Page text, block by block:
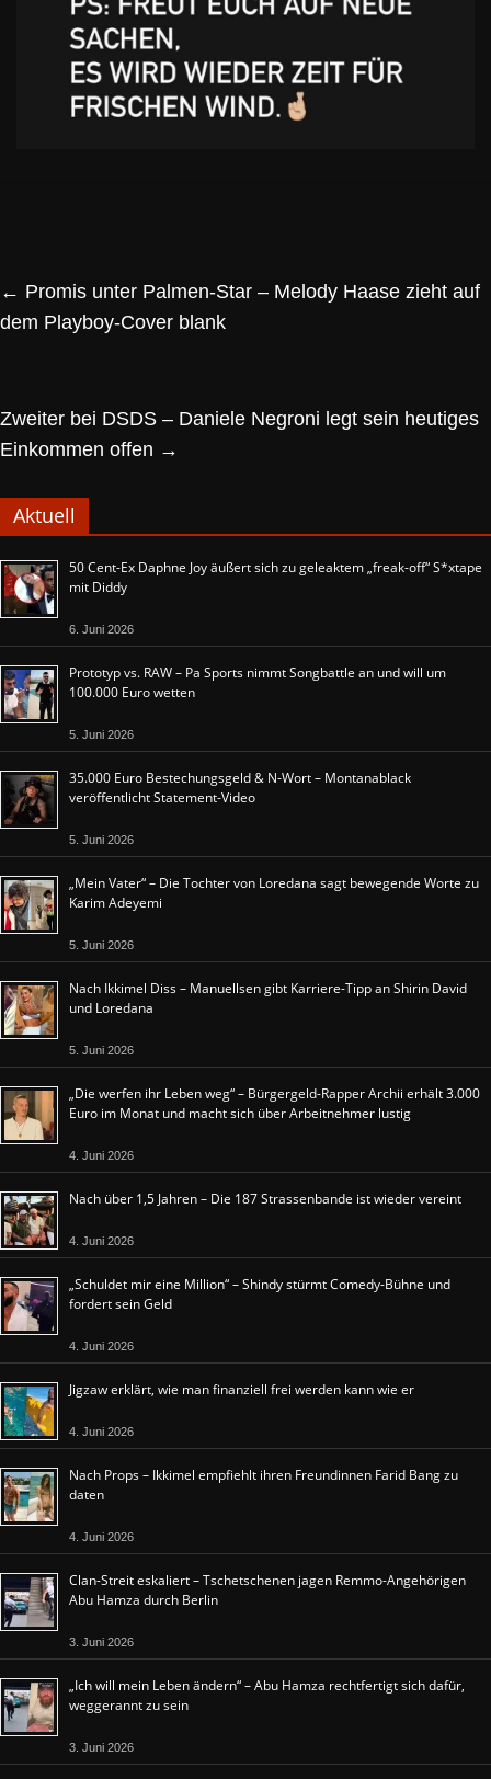
← Promis unter Palmen-Star – Melody Haase zieht auf
dem Playboy-Cover blank
Zweiter bei DSDS – Daniele Negroni legt sein heutiges
Einkommen offen →
Aktuell
50 Cent-Ex Daphne Joy äußert sich zu geleaktem „freak-off“ S*xtape
mit Diddy
6. Juni 2026
Prototyp vs. RAW – Pa Sports nimmt Songbattle an und will um
100.000 Euro wetten
5. Juni 2026
35.000 Euro Bestechungsgeld & N-Wort – Montanablack
veröffentlicht Statement-Video
5. Juni 2026
„Mein Vater“ – Die Tochter von Loredana sagt bewegende Worte zu
Karim Adeyemi
5. Juni 2026
Nach Ikkimel Diss – Manuellsen gibt Karriere-Tipp an Shirin David
und Loredana
5. Juni 2026
„Die werfen ihr Leben weg“ – Bürgergeld-Rapper Archii erhält 3.000
Euro im Monat und macht sich über Arbeitnehmer lustig
4. Juni 2026
Nach über 1,5 Jahren – Die 187 Strassenbande ist wieder vereint
4. Juni 2026
„Schuldet mir eine Million“ – Shindy stürmt Comedy-Bühne und
fordert sein Geld
4. Juni 2026
Jigzaw erklärt, wie man finanziell frei werden kann wie er
4. Juni 2026
Nach Props – Ikkimel empfiehlt ihren Freundinnen Farid Bang zu
daten
4. Juni 2026
Clan-Streit eskaliert – Tschetschenen jagen Remmo-Angehörigen
Abu Hamza durch Berlin
3. Juni 2026
„Ich will mein Leben ändern“ – Abu Hamza rechtfertigt sich dafür,
weggerannt zu sein
3. Juni 2026